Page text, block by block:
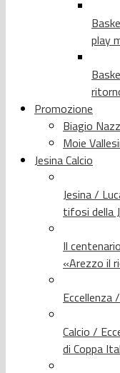
play
Promozione
Biagio
Moie
Jesina Calcio
Jesina /
tifosi della
Il
«Arezzo il
Calcio /
di Coppa